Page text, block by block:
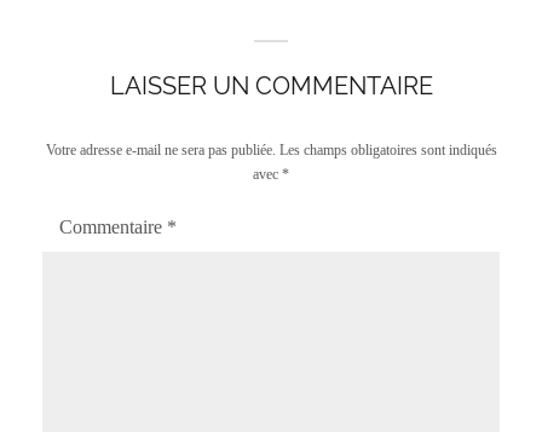
LAISSER UN COMMENTAIRE
Votre adresse e-mail ne sera pas publiée. Les champs obligatoires sont indiqués
avec *
Commentaire *